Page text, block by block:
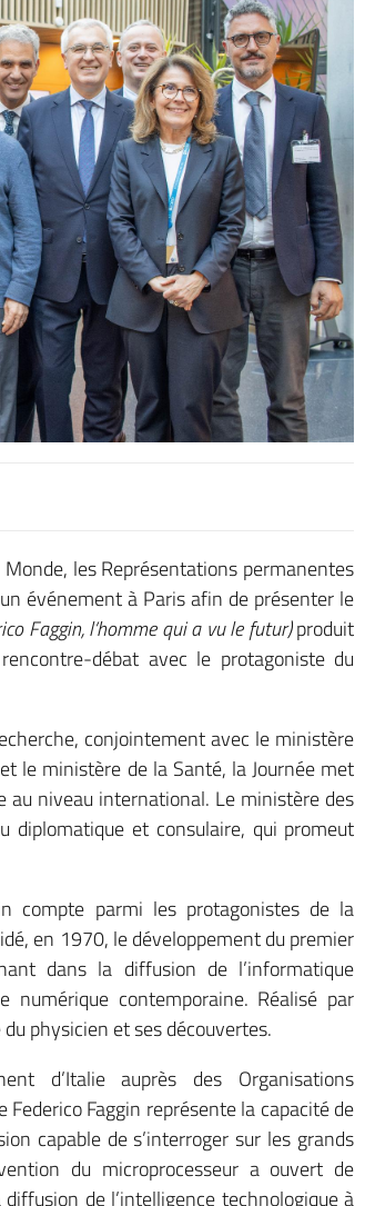
les Représentations permanentes
un événement à Paris afin de présenter le
Faggin, l’homme qui a vu le futur)produit
débat avec le protagoniste du
conjointement avec le ministère
le ministère de la Santé, la Journée met
niveau international. Le ministère des
diplomatique et consulaire, qui promeut
compte parmi les protagonistes de la
en 1970, le développement du premier
dans la diffusion de l’informatique
contemporaine. Réalisé par
physicien et ses découvertes.
d’Italie auprès des Organisations
Faggin représente la capacité de
capable de s’interroger sur les grands
du microprocesseur a ouvert de
de l’intelligence technologique à